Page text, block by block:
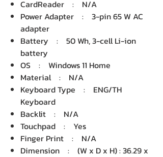
CardReader : N/A
Power Adapter : 3-pin 65 W AC
adapter
Battery : 50 Wh, 3-cell Li-ion
battery
OS : Windows 11 Home
Material : N/A
Keyboard Type : ENG/TH
Keyboard
Backlit : N/A
Touchpad : Yes
Finger Print : N/A
Dimension : (W x D x H) : 36.29 x